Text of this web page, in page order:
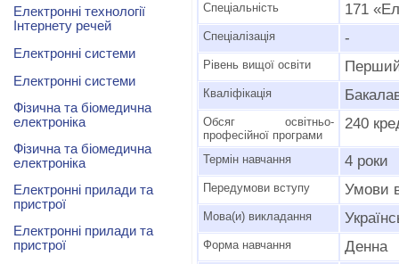
Спеціальність 171
Спеціалізація -
Рівень вищої освіти
Кваліфікація
Обсяг освітньо-
професійної програми
240
Термін навчання 4 роки
Передумови вступу Умови
Мова(и) викладання
Форма навчання Денна
Електронні технології
Інтернету речей
Електронні системи
Електронні системи
Фізична та біомедична
електроніка
Фізична та біомедична
електроніка
Електронні прилади та
пристрої
Електронні прилади та
пристрої